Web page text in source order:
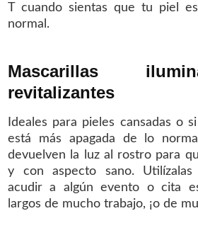
T cuando sientas que tu piel
normal.
Mascarillas
revitalizantes
Ideales para pieles cansadas o
está más apagada de lo
devuelven la luz al rostro para
y con aspecto sano.
acudir a algún evento o cita
largos de mucho trabajo, ¡o de